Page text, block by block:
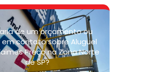
de um orçamento ou
contato sobre Aluguel
Preço na Zona Norte
de SP?